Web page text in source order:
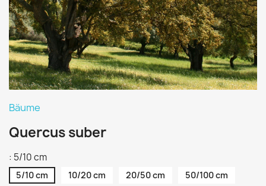
Bäume
Quercus suber
: 5/10 cm
5/10 cm 10/20 cm 20/50 cm
50/100 cm